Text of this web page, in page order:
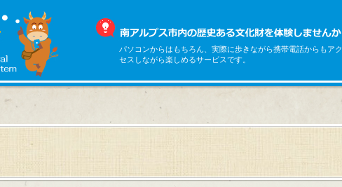
パソコンからはもちろん、実際に歩きながら携帯電話からもアク
セスしながら楽しめるサービスです。